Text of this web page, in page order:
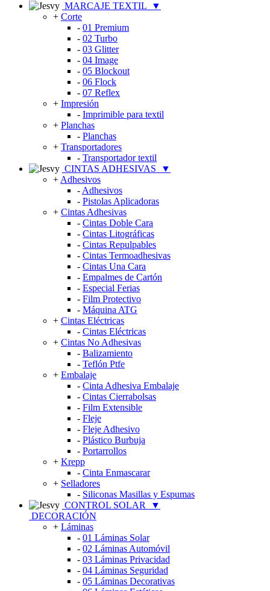
MARCAJE TEXTIL
▼
+ Corte
- 01 Premium
- 02 Turbo
- 03 Glitter
- 04 Image
- 05 Blockout
- 06 Flock
- 07 Reflex
+ Impresión
- Imprimible para textil
+ Planchas
- Planchas
+ Transportadores
- Transportador textil
CINTAS ADHESIVAS
▼
+ Adhesivos
- Adhesivos
- Pistolas Aplicadoras
+ Cintas Adhesivas
- Cintas Doble Cara
- Cintas Litográficas
- Cintas Repulpables
- Cintas Termoadhesivas
- Cintas Una Cara
- Empalmes de Cartón
- Especial Ferias
- Film Protectivo
- Máquina ATG
+ Cintas Eléctricas
- Cintas Eléctricas
+ Cintas No Adhesivas
- Balizamiento
- Teflón Ptfe
+ Embalaje
- Cinta Adhesiva Embalaje
- Cintas Cierrabolsas
- Film Extensible
- Fleje
- Fleje Adhesivo
- Plástico Burbuja
- Portarrollos
+ Krepp
- Cinta Enmascarar
+ Selladores
- Siliconas Masillas y Espumas
CONTROL SOLAR
▼
DECORACIÓN
+ Láminas
- 01 Láminas Solar
- 02 Láminas Automóvil
- 03 Láminas Privacidad
- 04 Láminas Seguridad
- 05 Láminas Decorativas